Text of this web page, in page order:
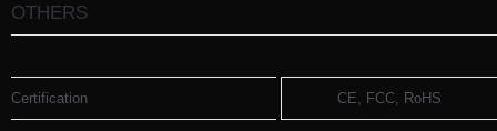
OTHERS
Certification CE, FCC, RoHS